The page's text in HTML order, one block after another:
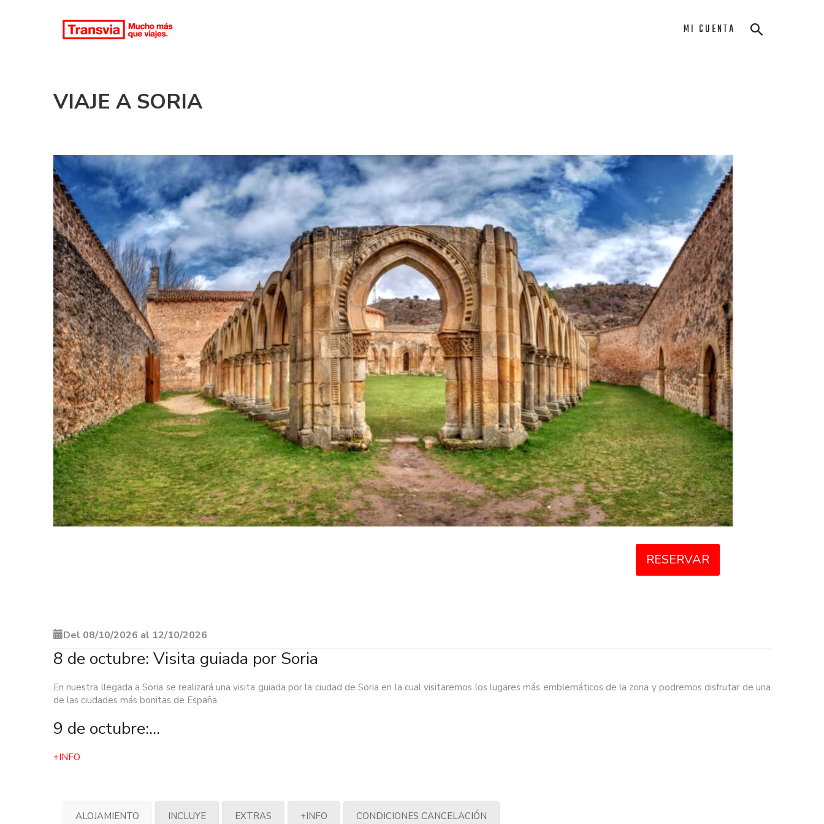
MI CUENTA
VIAJE A SORIA
RESERVAR
Del 08/10/2026 al 12/10/2026
8 de octubre: Visita guiada por Soria
En nuestra llegada a Soria se realizará una visita guiada por la ciudad de Soria en la cual visitaremos los lugares más emblemáticos de la zona y podremos disfrutar de una
de las ciudades más bonitas de España.
9 de octubre:...
+INFO
ALOJAMIENTO INCLUYE EXTRAS +INFO CONDICIONES CANCELACIÓN